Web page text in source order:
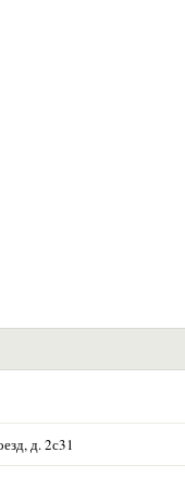
д. 2с31